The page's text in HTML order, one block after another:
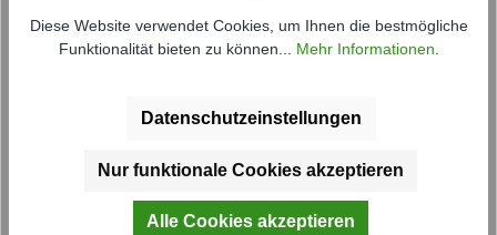
Regulärer Preis:
Produktgalerie überspringen
Kunden haben sich ebenfalls
angesehen
Diese Website verwendet Cookies, um Ihnen die bestmögliche
Funktionalität bieten zu können... Mehr Informationen
Datenschutzeinstellungen
Nur funktionale Cookies akzeptieren
Alle Cookies akzeptieren